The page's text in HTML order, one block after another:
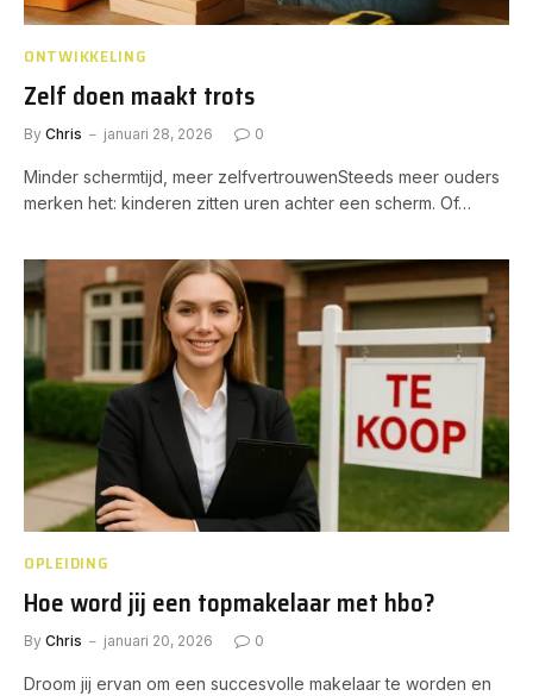
ONTWIKKELING
Zelf doen maakt trots
By Chris januari 28, 2026 0
Minder schermtijd, meer zelfvertrouwenSteeds meer ouders
merken het: kinderen zitten uren achter een scherm. Of…
OPLEIDING
Hoe word jij een topmakelaar met hbo?
By Chris januari 20, 2026 0
Droom jij ervan om een succesvolle makelaar te worden en